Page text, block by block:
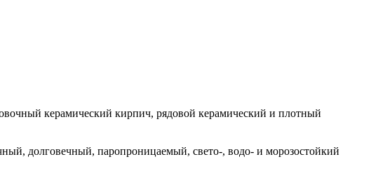
керамический кирпич, рядовой керамический и плотный
долговечный, паропроницаемый, свето-, водо- и морозостойкий